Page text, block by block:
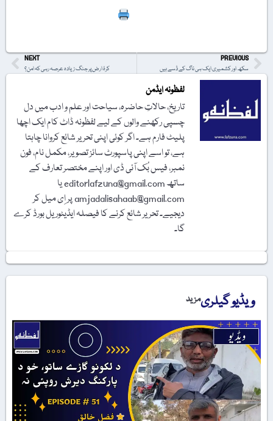
PREVIOUS
سکھ اور کشمیری ایک ہی ناگ کے ڈسے ہیں
NEXT
کرۂ ارض پر جنگ زیادہ عرصہ رہی کہ امن؟
لفظونہ ایڈمن
تاریخ، حالاتِ حاضرہ، سیاحت اور علم و ادب میں دل
چسپی رکھنے والوں کے لیے لفظونہ ڈاٹ کام ایک اچھا
پلیٹ فارم ہے۔ اگر کوئی اپنی تحریر شائع کروانا چاہتا
ہے، تو اسے اپنی پاسپورٹ سائز تصویر، مکمل نام، فون
نمبر، فیس بُک آئی ڈی اور اپنے مختصر تعارف کے
ساتھ editorlafzuna@gmail.com یا
amjadalisahaab@gmail.com پر اِی میل کر
دیجیے۔ تحریر شائع کرنے کا فیصلہ ایڈیٹوریل بورڈ کرے
گا۔
ویڈیو گیلریمزید